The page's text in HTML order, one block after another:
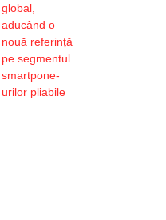
global,
aducând o
nouă referință
pe segmentul
smartpone-
urilor pliabile